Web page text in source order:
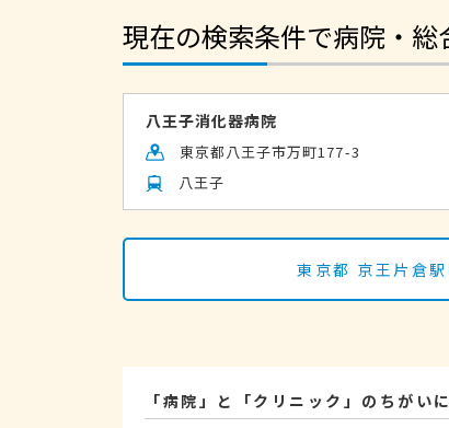
現在の検索条件で病院・
八王子消化器病院
東京都八王子市万町177-3
八王子
東京都 京王片倉
「病院」と「クリニック」のちがい